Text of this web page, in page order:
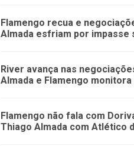
Flamengo recua e
Almada esfriam por impasse
River avança nas
Almada e Flamengo
Flamengo não fala com
Thiago Almada com Atlético